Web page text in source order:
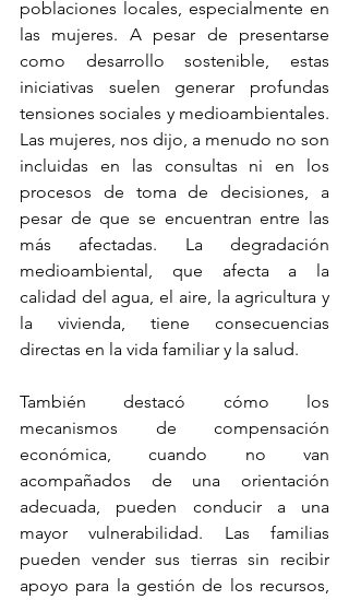
poblaciones locales, especialmente en
las mujeres. A pesar de presentarse
como desarrollo sostenible, estas
iniciativas suelen generar profundas
tensiones sociales y medioambientales.
Las mujeres, nos dijo, a menudo no son
incluidas en las consultas ni en los
procesos de toma de decisiones, a
pesar de que se encuentran entre las
más afectadas. La degradación
medioambiental, que afecta a la
calidad del agua, el aire, la agricultura y
la vivienda, tiene consecuencias
directas en la vida familiar y la salud.
También destacó cómo los
mecanismos de compensación
económica, cuando no van
acompañados de una orientación
adecuada, pueden conducir a una
mayor vulnerabilidad. Las familias
pueden vender sus tierras sin recibir
apoyo para la gestión de los recursos,